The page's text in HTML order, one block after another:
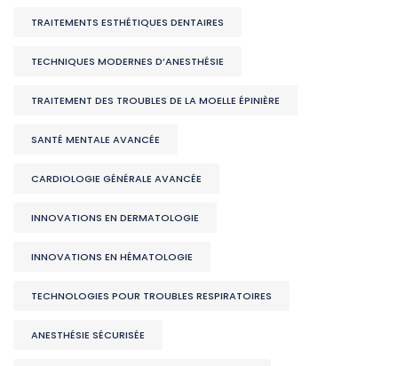
TRAITEMENTS ESTHÉTIQUES DENTAIRES
TECHNIQUES MODERNES D’ANESTHÉSIE
TRAITEMENT DES TROUBLES DE LA MOELLE ÉPINIÈRE
SANTÉ MENTALE AVANCÉE
CARDIOLOGIE GÉNÉRALE AVANCÉE
INNOVATIONS EN DERMATOLOGIE
INNOVATIONS EN HÉMATOLOGIE
TECHNOLOGIES POUR TROUBLES RESPIRATOIRES
ANESTHÉSIE SÉCURISÉE